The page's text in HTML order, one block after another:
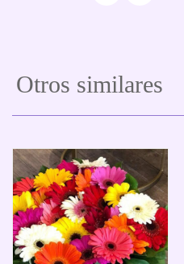
Otros similares